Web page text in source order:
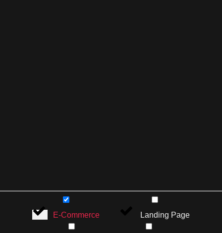
E-Commerce Landing Page